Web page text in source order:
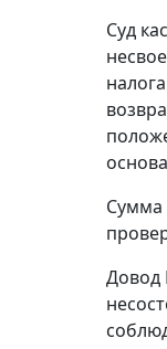
Суд
Сумма
Довод